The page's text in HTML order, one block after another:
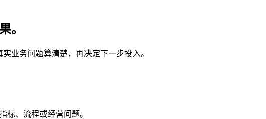
。
业务问题算清楚，再决定下一步投入。
标、流程或经营问题。